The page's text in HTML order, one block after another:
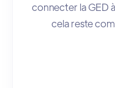
connecter la GED
cela reste